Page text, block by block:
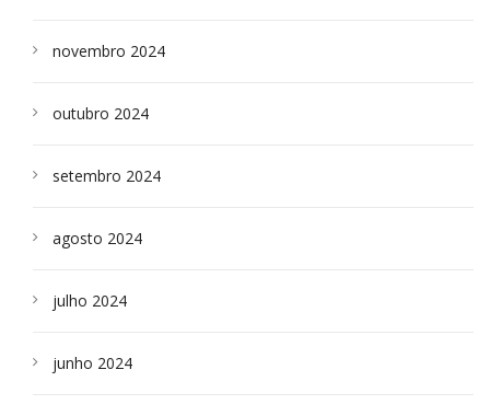
novembro 2024
outubro 2024
setembro 2024
agosto 2024
julho 2024
junho 2024